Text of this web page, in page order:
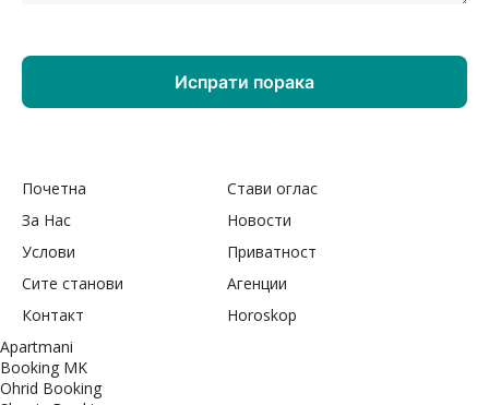
Почетна
Стави оглас
За Нас
Новости
Услови
Приватност
Сите станови
Агенции
Контакт
Horoskop
Apartmani
Booking MK
Ohrid Booking